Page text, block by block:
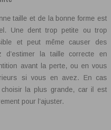
taille et de la bonne forme est
Une dent trop petite ou trop
et peut même causer des
d’estimer la taille correcte en
avant la perte, ou en vous
si vous en avez. En cas
choisir la plus grande, car il est
pour l’ajuster.